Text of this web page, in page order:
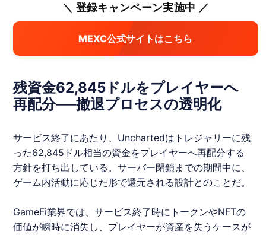
＼ 登録キャンペーン実施中 ／
MEXC公式サイトはこちら
残資金62,845ドルをプレイヤーへ
再配分──撤退プロセスの透明化
サービス終了にあたり、 Unchartedはトレジャリーに残
った62,845ドル相当の資金をプレイヤーへ再配分する
方針を打ち出している。サーバー閉鎖までの期間中に、
ゲーム内活動に応じた形で還元される設計とのことだ。
GameFi業界では、サービス終了時にトークンやNFTの
価値が瞬時に消失し、プレイヤーが資産を失うケースが